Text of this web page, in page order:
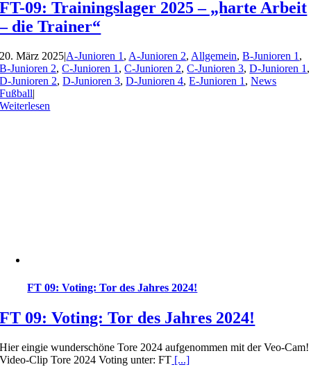
FT-09: Trainingslager 2025 – „harte Arbeit
– die Trainer“
20. März 2025|A-Junioren 1 , A-Junioren 2, Allgemein,B-Junioren 1 ,
B-Junioren 2,C-Junioren 1 ,C-Junioren 2,C-Junioren 3,D-Junioren 1 ,
D-Junioren 2,D-Junioren 3,D-Junioren 4,E-Junioren 1 ,News
Fußball|
Weiterlesen
FT 09: Voting: Tor des Jahres 2024!
FT 09: Voting: Tor des Jahres 2024!
Hier eingie wunderschöne Tore 2024 aufgenommen mit der Veo-Cam!
Video-Clip Tore 2024 Voting unter: FT [...]